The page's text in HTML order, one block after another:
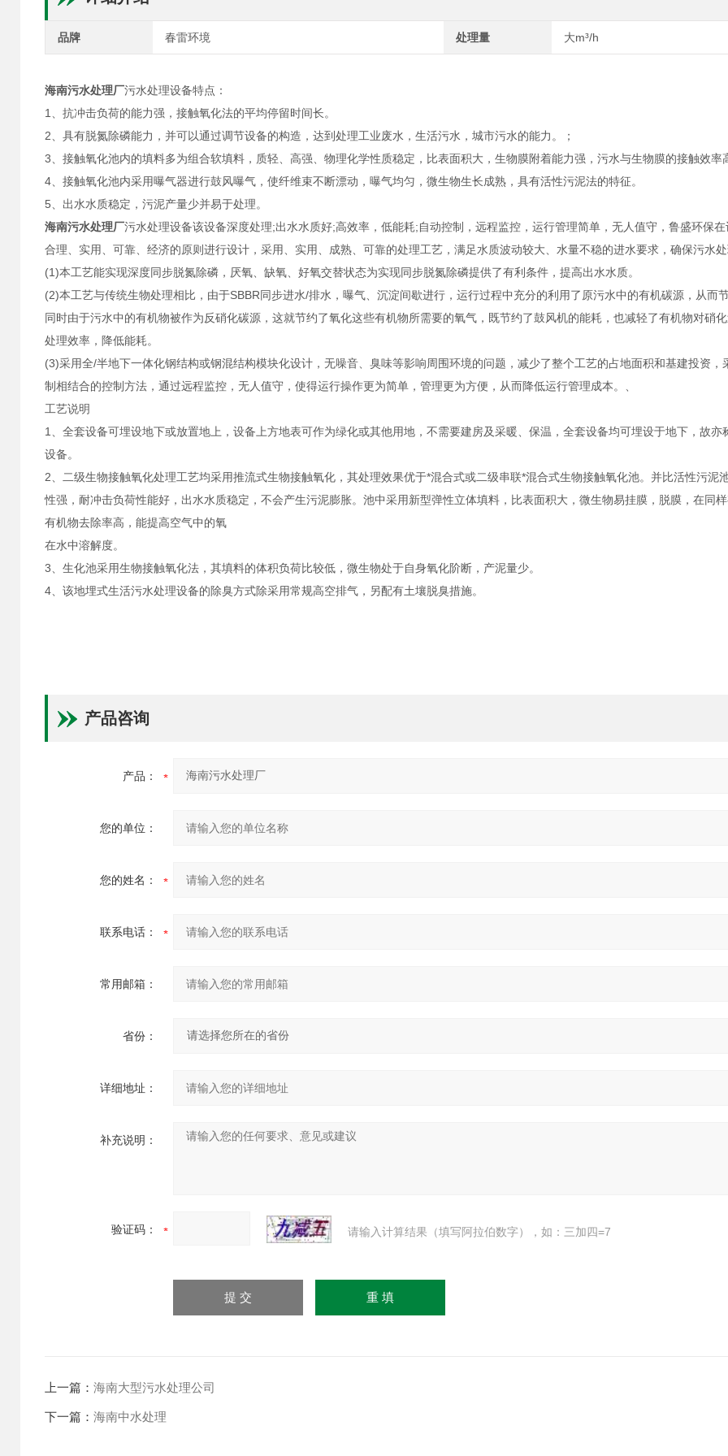
品牌 春雷环境 处理量 大m³/h
海南污水处理厂污水处理设备特点：
1、抗冲击负荷的能力强，接触氧化法的平均停留时间长。
2、具有脱氮除磷能力，并可以通过调节设备的构造，达到处理工业废水，生活污水，城市污水的能力。；
3、接触氧化池内的填料多为组合软填料，质轻、高强、物理化学性质稳定，比表面积大，生物膜附着能力强，污水与生物膜的接触效率
4、接触氧化池内采用曝气器进行鼓风曝气，使纤维束不断漂动，曝气均匀，微生物生长成熟，具有活性污泥法的特征。
5、出水水质稳定，污泥产量少并易于处理。
海南污水处理厂污水处理设备该设备深度处理;出水水质好;高效率，低能耗;自动控制，远程监控，运行管理简单，无人值守，鲁盛环保
合理、实用、可靠、经济的原则进行设计，采用、实用、成熟、可靠的处理工艺，满足水质波动较大、水量不稳的进水要求，确保污水
(1)本工艺能实现深度同步脱氮除磷，厌氧、缺氧、好氧交替状态为实现同步脱氮除磷提供了有利条件，提高出水水质。
(2)本工艺与传统生物处理相比，由于SBBR同步进水/排水，曝气、沉淀间歇进行，运行过程中充分的利用了原污水中的有机碳源，从而
同时由于污水中的有机物被作为反硝化碳源，这就节约了氧化这些有机物所需要的氧气，既节约了鼓风机的能耗，也减轻了有机物对硝
处理效率，降低能耗。
(3)采用全/半地下一体化钢结构或钢混结构模块化设计，无噪音、臭味等影响周围环境的问题，减少了整个工艺的占地面积和基建投资，
制相结合的控制方法，通过远程监控，无人值守，使得运行操作更为简单，管理更为方便，从而降低运行管理成本。、
工艺说明
1、全套设备可埋设地下或放置地上，设备上方地表可作为绿化或其他用地，不需要建房及采暖、保温，全套设备均可埋设于地下，故亦
设备。
2、二级生物接触氧化处理工艺均采用推流式生物接触氧化，其处理效果优于*混合式或二级串联*混合式生物接触氧化池。并比活性污泥
性强，耐冲击负荷性能好，出水水质稳定，不会产生污泥膨胀。池中采用新型弹性立体填料，比表面积大，微生物易挂膜，脱膜，在同
有机物去除率高，能提高空气中的氧
在水中溶解度。
3、生化池采用生物接触氧化法，其填料的体积负荷比较低，微生物处于自身氧化阶断，产泥量少。
4、该地埋式生活污水处理设备的除臭方式除采用常规高空排气，另配有土壤脱臭措施。
产品咨询
产品：
您的单位：
您的姓名：
联系电话：
常用邮箱：
省份：
详细地址：
补充说明：
验证码： 请输入计算结果（填写阿拉伯数字），如：三加四=7
上一篇： 海南大型污水处理公司
下一篇： 海南中水处理